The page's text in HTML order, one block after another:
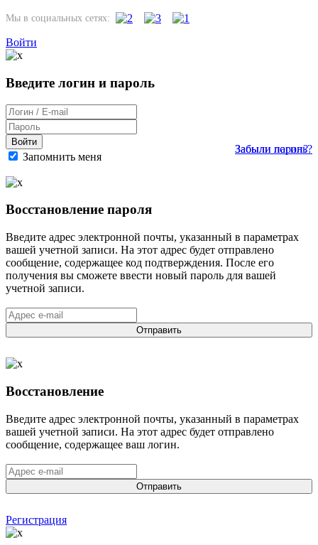
Мы в социальных сетях:
Войти
Введите логин и пароль
Войти
Запомнить меня
Забыли пароль?
Забыли логин?
Восстановление пароля
Введите адрес электронной почты, указанный в параметрах
вашей учетной записи. На этот адрес будет отправлено
сообщение, содержащее код подтверждения. После его
получения вы сможете ввести новый пароль для вашей
учетной записи.
Отправить
Восстановление
Введите адрес электронной почты, указанный в параметрах
вашей учетной записи. На этот адрес будет отправлено
сообщение, содержащее ваш логин.
Отправить
Регистрация